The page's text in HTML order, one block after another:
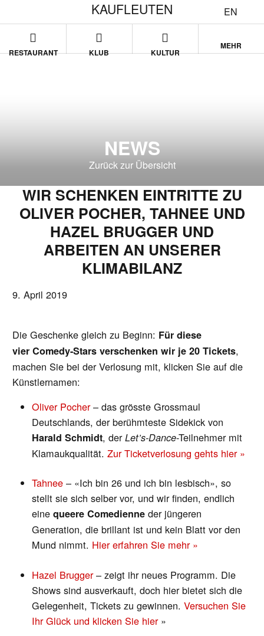
EN
KAUFLEUTEN
RESTAURANT KLUB KULTUR
MEHR
NEWS
Zurück zur Übersicht
WIR SCHENKEN EINTRITTE ZU
OLIVER POCHER, TAHNEE UND
HAZEL BRUGGER UND
ARBEITEN AN UNSERER
KLIMABILANZ
9. April 2019
Die Geschenke gleich zu Beginn: Für diese
vier Comedy-Stars verschenken wir je 20 Tickets,
machen Sie bei der Verlosung mit, klicken Sie auf die
Künstlernamen:
Oliver Pocher– das grösste Grossmaul
Deutschlands, der berühmteste Sidekick von
Harald Schmidt, derLet’s-Dance-Teilnehmer mit
Klamaukqualität. Zur Ticketverlosung gehts hier »
Tahnee– «Ich bin 26 und ich bin lesbisch», so
stellt sie sich selber vor, und wir finden, endlich
eine queere Comedienneder jüngeren
Generation, die brillant ist und kein Blatt vor den
Mund nimmt. Hier erfahren Sie mehr »
Hazel Brugger– zeigt ihr neues Programm. Die
Shows sind ausverkauft, doch hier bietet sich die
Gelegenheit, Tickets zu gewinnen. Versuchen Sie
Ihr Glück und klicken Sie hier »